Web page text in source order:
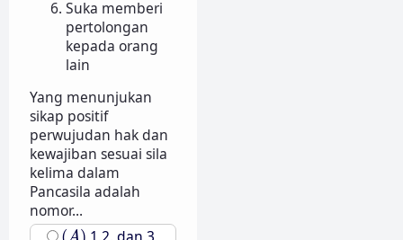
Suka memberi
pertolongan
kepada orang
lain
Yang menunjukan
sikap positif
perwujudan hak dan
kewajiban sesuai sila
kelima dalam
Pancasila adalah
nomor...
(A)